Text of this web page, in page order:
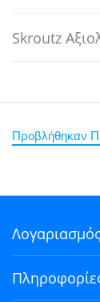
Skroutz
Προβλήθηκαν
Λογαριασμός